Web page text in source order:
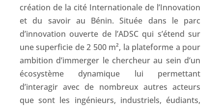
création de la cité Internationale de l’Innovation
et du savoir au Bénin. Située dans le parc
d’innovation ouverte de l’ADSC qui s’étend sur
une superficie de 2 500 m², la plateforme a pour
ambition d’immerger le chercheur au sein d’un
écosystème dynamique lui permettant
d’interagir avec de nombreux autres acteurs
que sont les ingénieurs, industriels, éudiants,